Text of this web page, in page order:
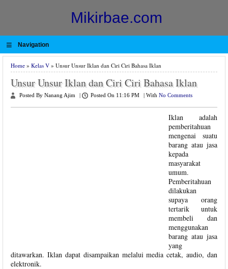
Mikirbae.com
≡ Navigation
Home » Kelas V » Unsur Unsur Iklan dan Ciri Ciri Bahasa Iklan
Unsur Unsur Iklan dan Ciri Ciri Bahasa Iklan
Posted By Nanang Ajim Posted On 11:16 PM With No Comments
Iklan adalah
pemberitahuan
mengenai suatu
barang atau jasa
kepada
masyarakat
umum.
Pemberitahuan
dilakukan
supaya orang
tertarik untuk
membeli dan
menggunakan
barang atau jasa
yang
ditawarkan. Iklan dapat disampaikan melalui media cetak, audio, dan
elektronik.